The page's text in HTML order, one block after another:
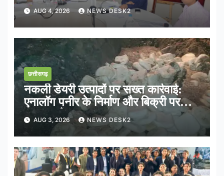
AUG 4, 2026 NEWS DESK2
छत्तीसगढ़
नकली डेयरी उत्पादों पर सख्त कार्रवाई:
एनालॉग पनीर के निर्माण और बिक्री पर
तत्काल रोक
AUG 3, 2026 NEWS DESK2